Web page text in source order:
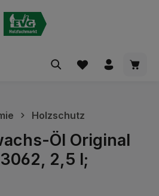
Holzschutz
Öl Original
2,5 l;